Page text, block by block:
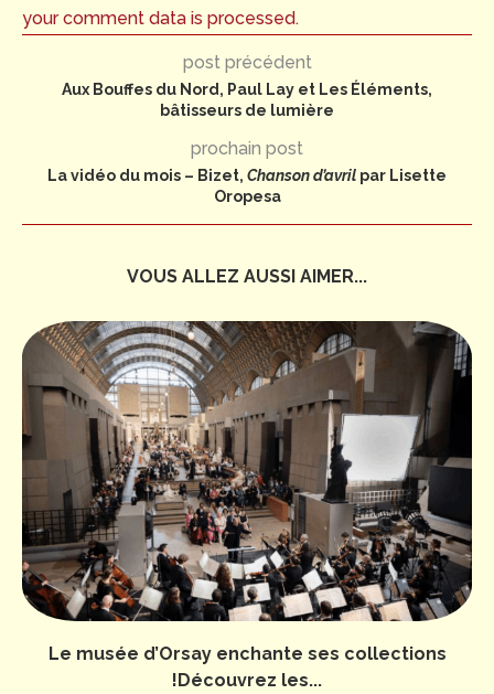
your comment data is processed.
post précédent
Aux Bouffes du Nord, Paul Lay et Les Éléments,
bâtisseurs de lumière
prochain post
La vidéo du mois – Bizet, Chanson d’avril par Lisette
Oropesa
VOUS ALLEZ AUSSI AIMER...
Le musée d’Orsay enchante ses collections
!Découvrez les...